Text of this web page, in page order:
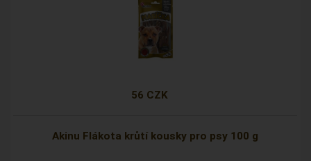
56 CZK
Akinu Flákota krůtí kousky pro psy 100 g